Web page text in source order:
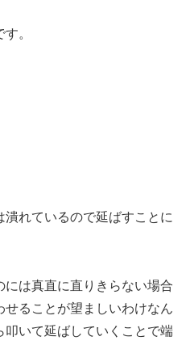
。
れているので延ばすことに
には真直に直りきらない場合
せることが望ましいわけなん
いて延ばしていくことで端